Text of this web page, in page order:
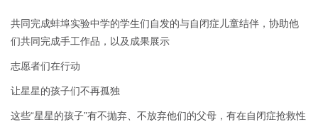
共同完成蚌埠实验中学的学生们自发的与自闭症儿童结伴，协助他
们共同完成手工作品，以及成果展示
志愿者们在行动
让星星的孩子们不再孤独
这些“星星的孩子”有不抛弃、不放弃他们的父母，有在自闭症抢救性